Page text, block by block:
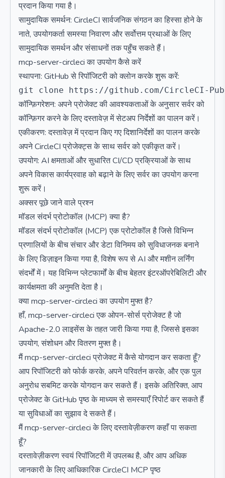
प्रदान किया गया है।
सामुदायिक समर्थन: CircleCI सार्वजनिक संगठन का हिस्सा होने के
नाते, उपयोगकर्ता समस्या निवारण और सर्वोत्तम प्रथाओं के लिए
सामुदायिक समर्थन और संसाधनों तक पहुँच सकते हैं।
mcp-server-circleci का उपयोग कैसे करें
स्थापना: GitHub से रिपॉजिटरी को क्लोन करके शुरू करें:
कॉन्फ़िगरेशन: अपने प्रोजेक्ट की आवश्यकताओं के अनुसार सर्वर को
कॉन्फ़िगर करने के लिए दस्तावेज़ में सेटअप निर्देशों का पालन करें।
एकीकरण: दस्तावेज़ में प्रदान किए गए दिशानिर्देशों का पालन करके
अपने CircleCI प्रोजेक्ट्स के साथ सर्वर को एकीकृत करें।
उपयोग: AI क्षमताओं और सुधारित CI/CD प्रक्रियाओं के साथ
अपने विकास कार्यप्रवाह को बढ़ाने के लिए सर्वर का उपयोग करना
शुरू करें।
अक्सर पूछे जाने वाले प्रश्न
मॉडल संदर्भ प्रोटोकॉल (MCP) क्या है?
मॉडल संदर्भ प्रोटोकॉल (MCP) एक प्रोटोकॉल है जिसे विभिन्न
प्रणालियों के बीच संचार और डेटा विनिमय को सुविधाजनक बनाने
के लिए डिज़ाइन किया गया है, विशेष रूप से AI और मशीन लर्निंग
संदर्भों में। यह विभिन्न प्लेटफार्मों के बीच बेहतर इंटरऑपरेबिलिटी और
कार्यक्षमता की अनुमति देता है।
क्या mcp-server-circleci का उपयोग मुफ्त है?
हाँ, mcp-server-circleci एक ओपन-सोर्स प्रोजेक्ट है जो
Apache-2.0 लाइसेंस के तहत जारी किया गया है, जिससे इसका
उपयोग, संशोधन और वितरण मुफ्त है।
मैं mcp-server-circleci प्रोजेक्ट में कैसे योगदान कर सकता हूँ?
आप रिपॉजिटरी को फोर्क करके, अपने परिवर्तन करके, और एक पुल
अनुरोध सबमिट करके योगदान कर सकते हैं। इसके अतिरिक्त, आप
प्रोजेक्ट के GitHub पृष्ठ के माध्यम से समस्याएँ रिपोर्ट कर सकते हैं
या सुविधाओं का सुझाव दे सकते हैं।
मैं mcp-server-circleci के लिए दस्तावेज़ीकरण कहाँ पा सकता
हूँ?
दस्तावेज़ीकरण स्वयं रिपॉजिटरी में उपलब्ध है, और आप अधिक
जानकारी के लिए आधिकारिक CircleCI MCP पृष्ठ